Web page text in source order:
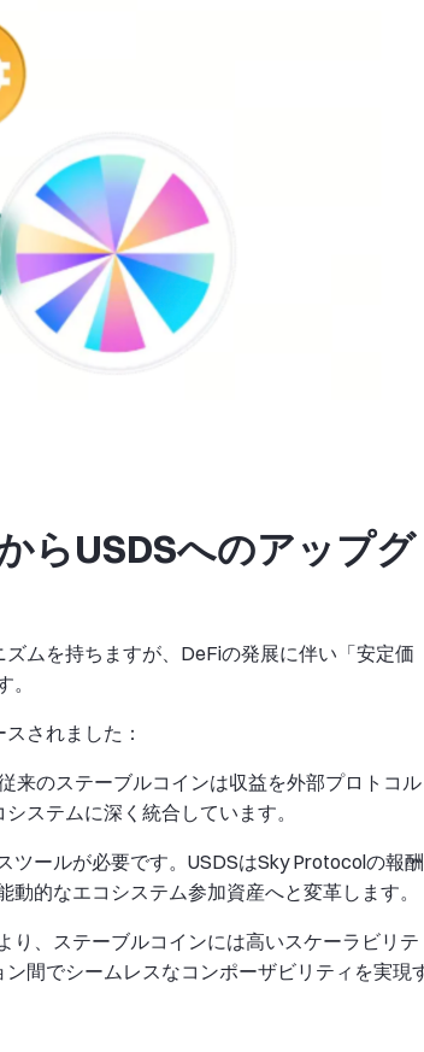
らUSDSへのアップグ
ムを持ちますが、DeFiの発展に伴い「安定価
されました：
来のステーブルコインは収益を外部プロトコル
ステムに深く統合しています。
ールが必要です。USDSはSky Protocolの報酬
的なエコシステム参加資産へと変革します。
り、ステーブルコインには高いスケーラビリテ
間でシームレスなコンポーザビリティを実現